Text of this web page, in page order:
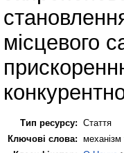
місцевого
Тип ресурсу: Стаття
Ключові слова: механізм